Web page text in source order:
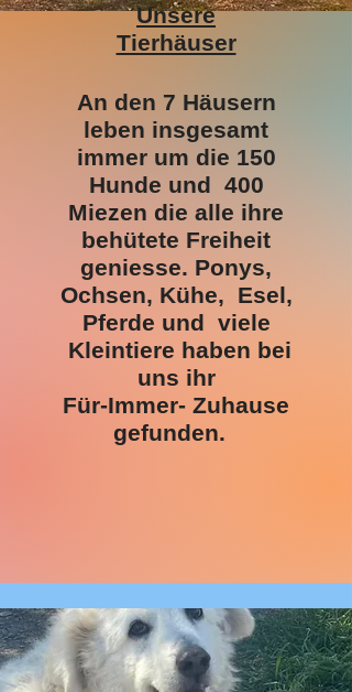
Unsere
Tierhäuser
​​​​​​​​​​An den 7 Häusern
leben insgesamt
immer um die 150
Hunde und 400
Miezen die alle ihre
behütete Freiheit
geniesse. Ponys,
Ochsen, Kühe, Esel,
Pferde und viele
Kleintiere haben bei
uns ihr
Für-Immer- Zuhause
gefunden.